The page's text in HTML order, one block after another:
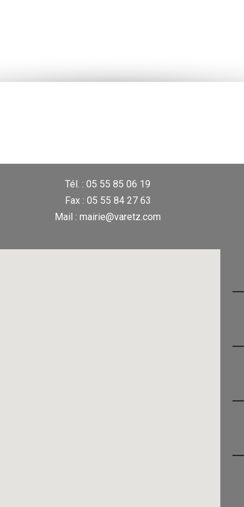
Tél. : 05 55 85 06 19
Fax : 05 55 84 27 63
Mail : mairie@varetz.com